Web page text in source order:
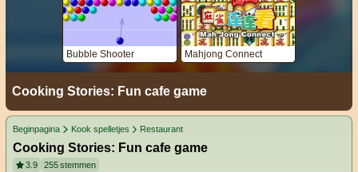
Bubble Shooter Mahjong Connect
Cooking Stories: Fun cafe game
Beginpagina Kook spelletjes Restaurant
Cooking Stories: Fun cafe game
3.9 255stemmen